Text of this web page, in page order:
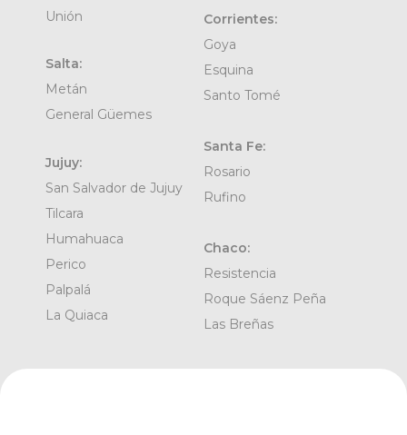
Unión
Salta:
Metán
General Güemes
Jujuy:
San Salvador de Jujuy
Tilcara
Humahuaca
Perico
Palpalá
La Quiaca
Corrientes:
Goya
Esquina
Santo Tomé
Santa Fe:
Rosario
Rufino
Chaco:
Resistencia
Roque Sáenz Peña
Las Breñas